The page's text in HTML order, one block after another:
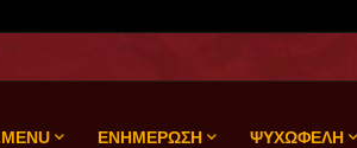
ΕΝΗΜΕΡΩΣΗ ΨΥΧΩΦΕΛΗ